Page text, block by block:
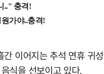
이어지는 추석 연휴
식을 선보이고 있다.